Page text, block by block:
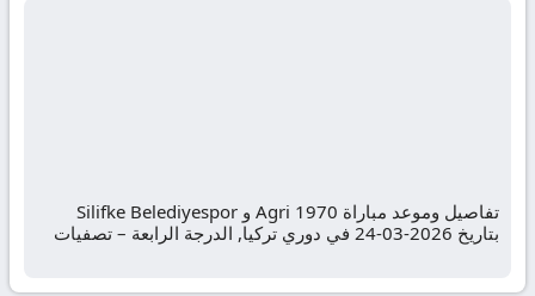
تفاصيل وموعد مباراة Agri 1970 و Silifke Belediyespor
بتاريخ 2026-03-24 في دوري تركيا, الدرجة الرابعة – تصفيات